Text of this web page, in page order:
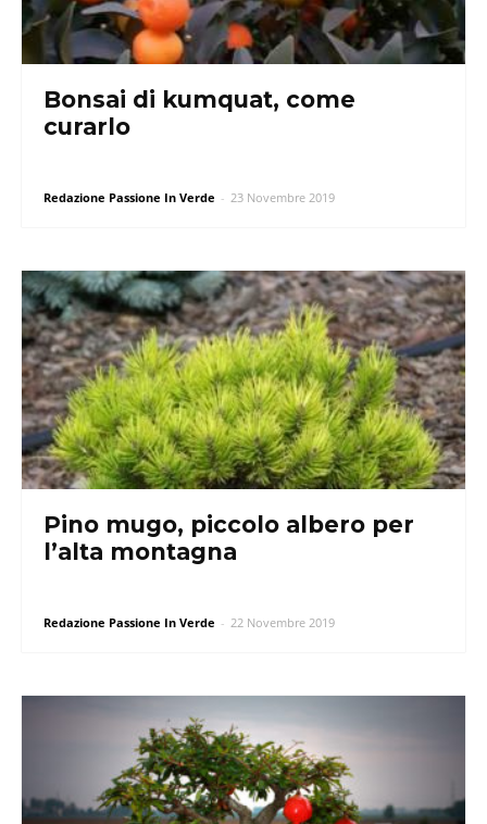
Bonsai di kumquat, come
curarlo
Redazione Passione In Verde - 23 Novembre 2019
Pino mugo, piccolo albero per
l’alta montagna
Redazione Passione In Verde - 22 Novembre 2019